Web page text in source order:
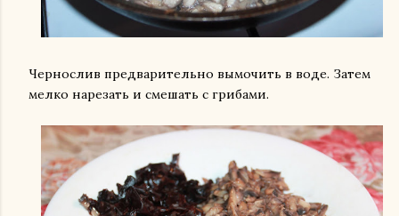
Чернослив предварительно вымочить в воде. Затем
мелко нарезать и смешать с грибами.